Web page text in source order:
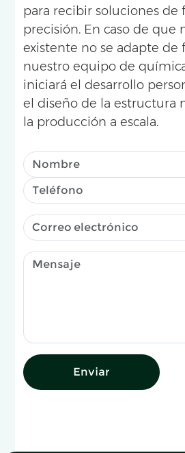
para recibir soluciones de
precisión. En caso de que
existente no se adapte de
nuestro equipo de
iniciará el desarrollo
el diseño de la estructura
la producción a escala.
Enviar